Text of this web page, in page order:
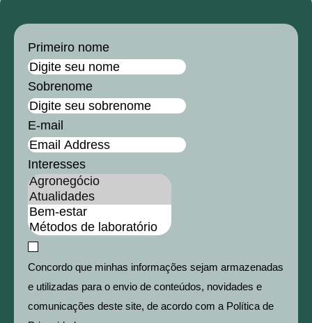
Primeiro nome
Sobrenome
E-mail
Interesses
Concordo que minhas informações sejam armazenadas
e utilizadas para o envio de conteúdos, novidades e
comunicações deste site, de acordo com a Política de